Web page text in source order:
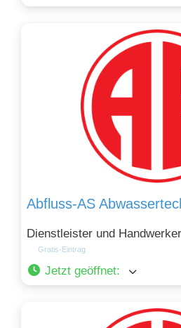
Abfluss-AS
Dienstleister und Handwerker
Gratis-Eintrag
Jetzt geöffnet: